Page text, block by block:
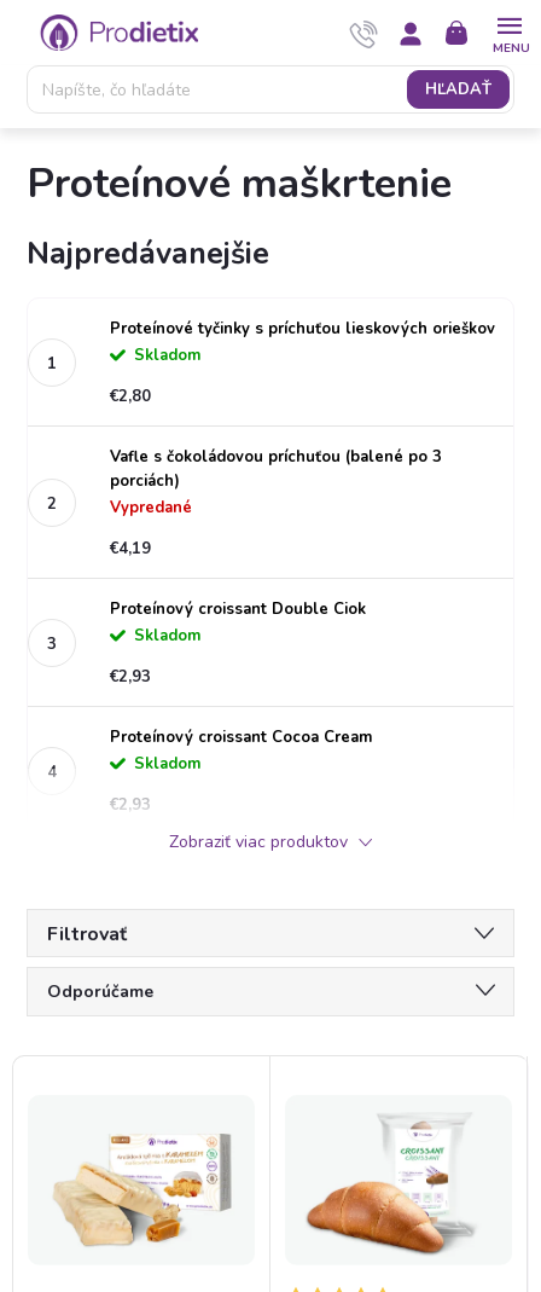
Prejsť
obsah
HĽADAŤ
NÁKUPNÝ
KOŠÍK
Proteínové maškrtenie
Najpredávanejšie
Proteínové tyčinky s príchuťou lieskových orieškov
Skladom
€2,80
Vafle s čokoládovou príchuťou (balené po 3
porciách)
Vypredané
€4,19
Proteínový croissant Double Ciok
Skladom
€2,93
Proteínový croissant Cocoa Cream
Skladom
€2,93
Zobraziť viac produktov
Filtrovať
R
a
Odporúčame
Najpredávanejšie
Abecedne